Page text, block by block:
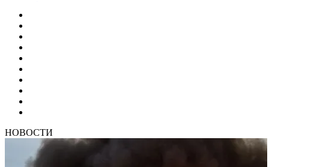
НОВОСТИ